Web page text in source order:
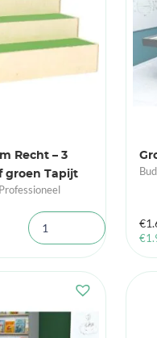
Recht – 3
groen Tapijt
€
€